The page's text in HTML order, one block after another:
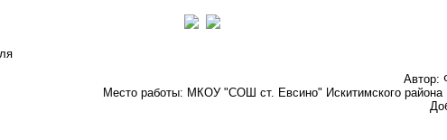
Автор:
Место работы: МКОУ "СОШ ст. Евсино" Искитимского района